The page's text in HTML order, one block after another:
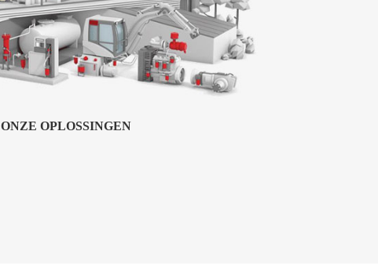
ONZE OPLOSSINGEN